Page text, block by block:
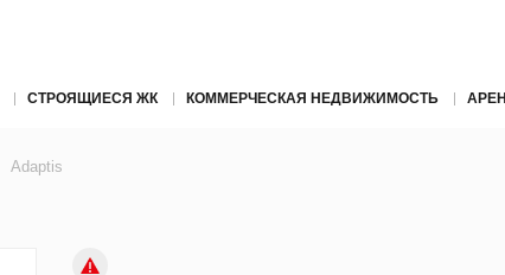
СТРОЯЩИЕСЯ ЖК КОММЕРЧЕСКАЯ НЕДВИЖИМОСТЬ
Adaptis